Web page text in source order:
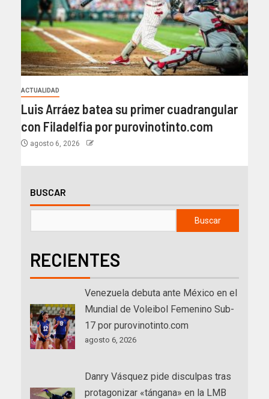
ACTUALIDAD
Luis Arráez batea su primer cuadrangular
con Filadelfia por purovinotinto.com
agosto 6, 2026
BUSCAR
Buscar
RECIENTES
Venezuela debuta ante México en el
Mundial de Voleibol Femenino Sub-
17 por purovinotinto.com
agosto 6, 2026
Danry Vásquez pide disculpas tras
protagonizar «tángana» en la LMB